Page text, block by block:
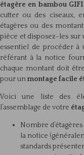
étagère en bambou GIFI
cutter ou des ciseaux,
étagères ou des
pièce et disposez-les sur
essentiel de procéder à
référant à la notice
chaque montant doit
pour unmontage facile
Voici une liste des
l’assemblage de votre
Nombre
la notice
standards